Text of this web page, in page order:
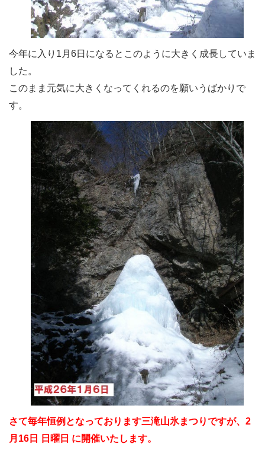
今年に入り1月6日になるとこのように大きく成長していま
した。
このまま元気に大きくなってくれるのを願いうばかりで
す。
さて毎年恒例となっております三滝山氷まつりですが、2
月16日 日曜日 に開催いたします。